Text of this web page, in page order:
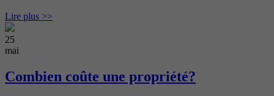
Lire plus >>
25
mai
Combien coûte une propriété?